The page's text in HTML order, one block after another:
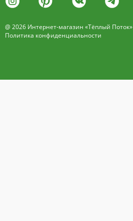
@ 2026 Интернет-магазин «Тёплый Поток»
Политика конфиденциальности